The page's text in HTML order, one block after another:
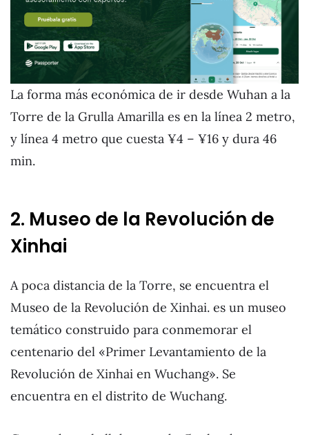
La forma más económica de ir desde Wuhan a la
Torre de la Grulla Amarilla es en la línea 2 metro,
y línea 4 metro que cuesta ¥4 – ¥16 y dura 46
min.
2. Museo de la Revolución de
Xinhai
A poca distancia de la Torre, se encuentra el
Museo de la Revolución de Xinhai. es un museo
temático construido para conmemorar el
centenario del «Primer Levantamiento de la
Revolución de Xinhai en Wuchang». Se
encuentra en el distrito de Wuchang.